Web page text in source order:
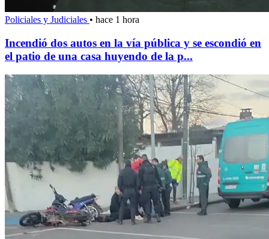
Policiales y Judiciales • hace 1 hora
Incendió dos autos en la vía pública y se escondió en
el patio de una casa huyendo de la p...